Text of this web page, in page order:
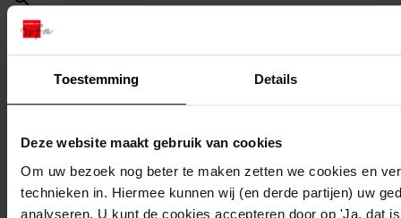
Toestemming Details
Deze website maakt gebruik van cookies
Om uw bezoek nog beter te maken zetten we cookies en
technieken in. Hiermee kunnen wij (en derde partijen) uw
analyseren. U kunt de cookies accepteren door op 'Ja, dat
Klaas Blom
Martinus van Marum
Pieter Bakker